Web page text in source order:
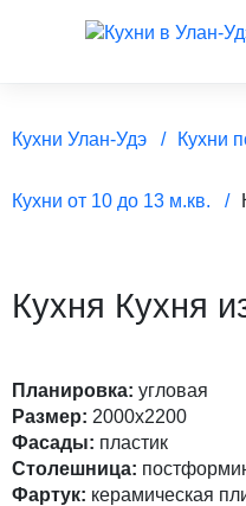
Кухни Улан-Удэ Кухни
Кухни от 10 до 13 м.кв.
Кухня Кухня
Планировка: угловая
Размер: 2000х2200
Фасады: пластик
Столешница:
Фартук: керамическая